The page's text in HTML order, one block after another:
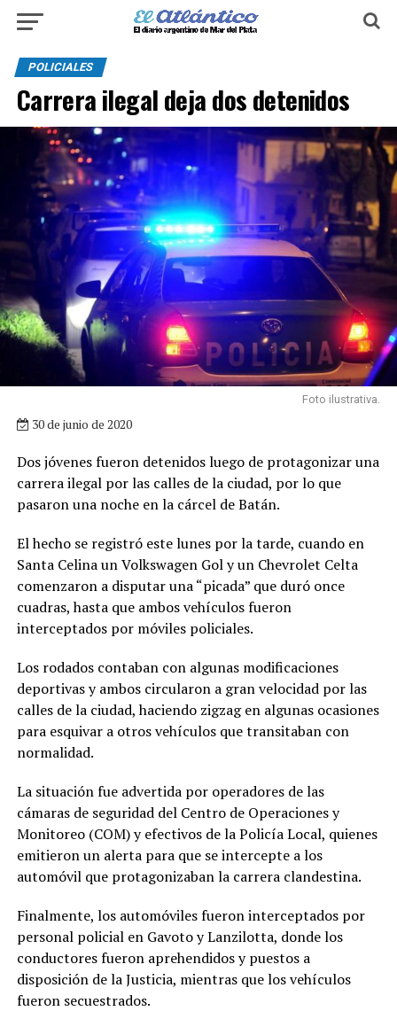
POLICIALES
Carrera ilegal deja dos detenidos
Foto ilustrativa.
30 de junio de 2020
Dos jóvenes fueron detenidos luego de protagonizar una
carrera ilegal por las calles de la ciudad, por lo que
pasaron una noche en la cárcel de Batán.
El hecho se registró este lunes por la tarde, cuando en
Santa Celina un Volkswagen Gol y un Chevrolet Celta
comenzaron a disputar una “picada” que duró once
cuadras, hasta que ambos vehículos fueron
interceptados por móviles policiales.
Los rodados contaban con algunas modificaciones
deportivas y ambos circularon a gran velocidad por las
calles de la ciudad, haciendo zigzag en algunas ocasiones
para esquivar a otros vehículos que transitaban con
normalidad.
La situación fue advertida por operadores de las
cámaras de seguridad del Centro de Operaciones y
Monitoreo (COM) y efectivos de la Policía Local, quienes
emitieron un alerta para que se intercepte a los
automóvil que protagonizaban la carrera clandestina.
Finalmente, los automóviles fueron interceptados por
personal policial en Gavoto y Lanzilotta, donde los
conductores fueron aprehendidos y puestos a
disposición de la Justicia, mientras que los vehículos
fueron secuestrados.